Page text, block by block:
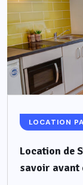
LOCATION
Location de
savoir avant